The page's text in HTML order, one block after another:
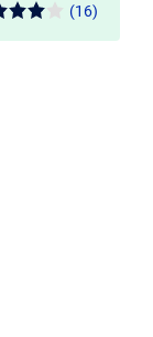
(16)